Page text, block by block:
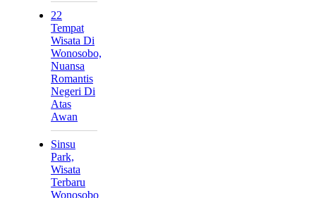
22
Tempat
Wisata Di
Wonosobo,
Nuansa
Romantis
Negeri Di
Atas
Awan
Sinsu
Park,
Wisata
Terbaru
Wonosobo